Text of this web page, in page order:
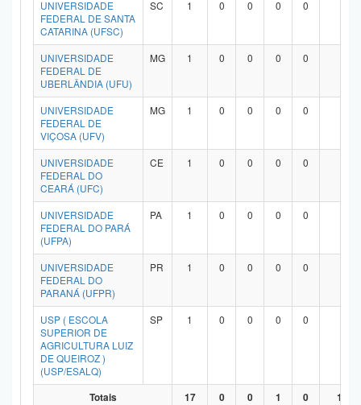
UNIVERSIDADE
FEDERAL DE SANTA
CATARINA (UFSC)
SC 1 0 0 0 0
UNIVERSIDADE
FEDERAL DE
UBERLÂNDIA (UFU)
MG 1 0 0 0 0
UNIVERSIDADE
FEDERAL DE
VIÇOSA (UFV)
MG 1 0 0 0 0
UNIVERSIDADE
FEDERAL DO
CEARÁ (UFC)
CE 1 0 0 0 0
UNIVERSIDADE
FEDERAL DO PARÁ
(UFPA)
PA 1 0 0 0 0
UNIVERSIDADE
FEDERAL DO
PARANÁ (UFPR)
PR 1 0 0 0 0
USP ( ESCOLA
SUPERIOR DE
AGRICULTURA LUIZ
DE QUEIROZ )
(USP/ESALQ)
SP 1 0 0 0 0
Totais 17 0 0 1 0 13